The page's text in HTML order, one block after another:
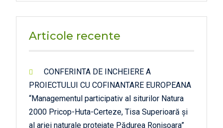
Articole recente
CONFERINTA DE INCHEIERE A
PROIECTULUI CU COFINANTARE EUROPEANA
“Managementul participativ al siturilor Natura
2000 Pricop-Huta-Certeze, Tisa Superioară și
al ariei naturale protejate Pădurea Ronișoara”